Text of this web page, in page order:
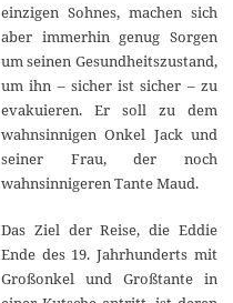
g
u
s
t
2
0
2
0
einzigen Sohnes, machen sich
aber immerhin genug Sorgen
um seinen Gesundheitszustand,
um ihn – sicher ist sicher – zu
evakuieren. Er soll zu dem
wahnsinnigen Onkel Jack und
seiner Frau, der noch
wahnsinnigeren Tante Maud.
Das Ziel der Reise, die Eddie
Ende des 19. Jahrhunderts mit
Großonkel und Großtante in